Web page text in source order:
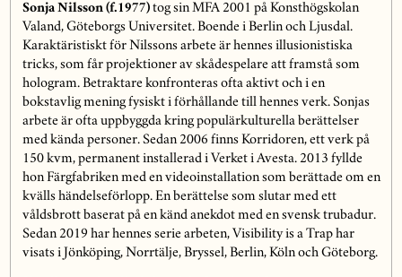
Sonja Nilsson (f.1977)tog sin MFA 2001 på Konsthögskolan
Valand, Göteborgs Universitet. Boende i Berlin och Ljusdal.
Karaktäristiskt för Nilssons arbete är hennes illusionistiska
tricks, som får projektioner av skådespelare att framstå som
hologram. Betraktare konfronteras ofta aktivt och i en
bokstavlig mening fysiskt i förhållande till hennes verk. Sonjas
arbete är ofta uppbyggda kring populärkulturella berättelser
med kända personer. Sedan 2006 finns Korridoren, ett verk på
150 kvm, permanent installerad i Verket i Avesta. 2013 fyllde
hon Färgfabriken med en videoinstallation som berättade om en
kvälls händelseförlopp. En berättelse som slutar med ett
våldsbrott baserat på en känd anekdot med en svensk trubadur.
Sedan 2019 har hennes serie arbeten, Visibility is a Trap har
visats i Jönköping, Norrtälje, Bryssel, Berlin, Köln och Göteborg.